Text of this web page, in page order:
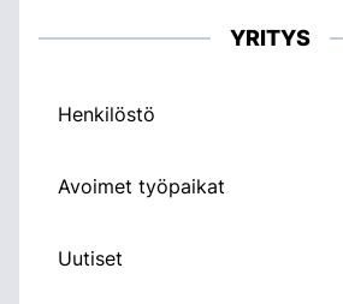
YRITYS
Henkilöstö
Avoimet työpaikat
Uutiset